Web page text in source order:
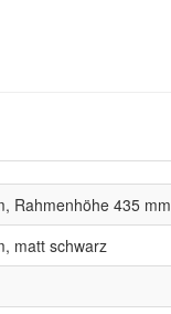
Rahmenhöhe 435 mm
matt schwarz